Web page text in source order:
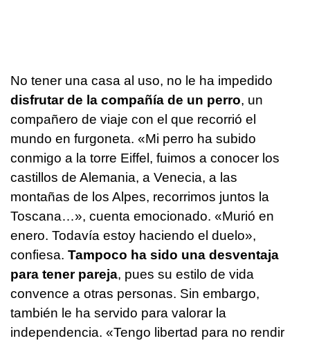
No tener una casa al uso, no le ha impedido
disfrutar de la compañía de un perro, un
compañero de viaje con el que recorrió el
mundo en furgoneta. «Mi perro ha subido
conmigo a la torre Eiffel, fuimos a conocer los
castillos de Alemania, a Venecia, a las
montañas de los Alpes, recorrimos juntos la
Toscana…», cuenta emocionado. «Murió en
enero. Todavía estoy haciendo el duelo»,
confiesa. Tampoco ha sido una desventaja
para tener pareja, pues su estilo de vida
convence a otras personas. Sin embargo,
también le ha servido para valorar la
independencia. «Tengo libertad para no rendir